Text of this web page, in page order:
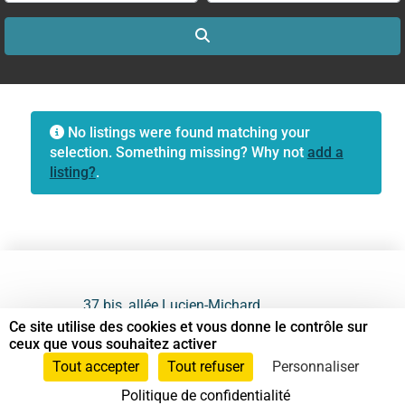
No listings were found matching your
selection. Something missing? Why not add a
listing?.
37 bis, allée Lucien-Michard
93190 Livry-Gargan
06 61 87 28 09
Ce site utilise des cookies et vous donne le contrôle sur
ceux que vous souhaitez activer
Tout accepter
Tout refuser
Personnaliser
Politique de confidentialité